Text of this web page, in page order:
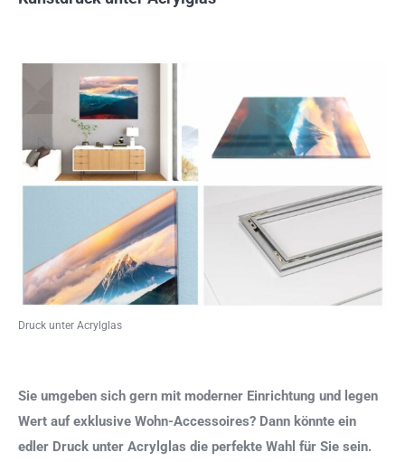
Druck unter Acrylglas
Sie umgeben sich gern mit moderner Einrichtung und legen
Wert auf exklusive Wohn-Accessoires? Dann könnte ein
edler Druck unter Acrylglas die perfekte Wahl für Sie sein.